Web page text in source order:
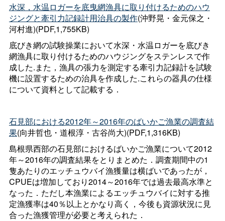
水深，水温ロガーを底曳網漁具に取り付けるためのハウ
ジングと牽引力記録計用治具の製作(沖野晃・金元保之・
河村進)(PDF,1,755KB)
底びき網の試験操業において水深・水温ロガーを底びき
網漁具に取り付けるためのハウジングをステンレスで作
成した.また，漁具の張力を測定する牽引力記録計を試験
機に設置するための治具を作成した.これらの器具の仕様
について資料として記載する．
石見部における2012年～2016年のばいかご漁業の調査結
果(向井哲也・道根淳・古谷尚大)(PDF,1,316KB)
島根県西部の石見部におけるばいかご漁業について2012
年～2016年の調査結果をとりまとめた．調査期間中の1
隻あたりのエッチュウバイ漁獲量は横ばいであったが，
CPUEは増加しており2014～2016年では過去最高水準と
なった．ただし本漁業によるエッチュウバイに対する推
定漁獲率は40％以上とかなり高く，今後も資源状況に見
合った漁獲管理が必要と考えられた．